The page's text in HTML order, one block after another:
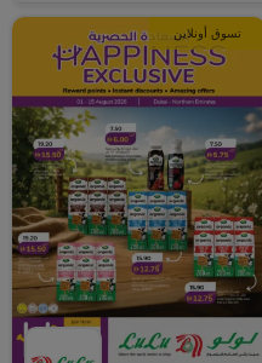
تسوق أونلاين